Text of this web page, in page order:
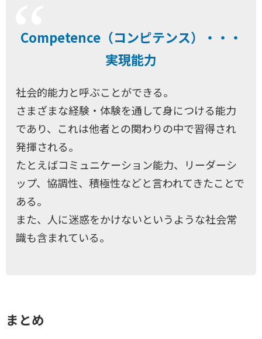
Competence（コンピテンス）・・・
実現能力
社会的能力と呼ぶことができる。
さまざまな経験・体験を通して身につける能力
であり、これは他者との関わりの中で習得され
発揮される。
たとえばコミュニケーション能力、リーダーシ
ップ、協調性、積極性などと言われてきたことで
ある。
また、人に迷惑をかけないというような社会常
識も含まれている。
まとめ